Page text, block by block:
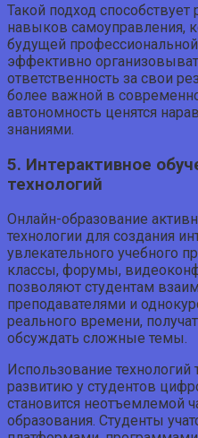
Такой подход способствует
навыков самоуправления,
будущей
эффективно
ответственность за свои
более важной в
автономность ценятся
знаниями.
5. Интерактивное
технологий
Онлайн-образование
технологии для создания
увлекательного учебного
классы, форумы,
позволяют студентам
преподавателями и
реального времени,
обсуждать сложные темы.
Использование технологий
развитию у студентов
становится неотъемлемой
образования. Студенты